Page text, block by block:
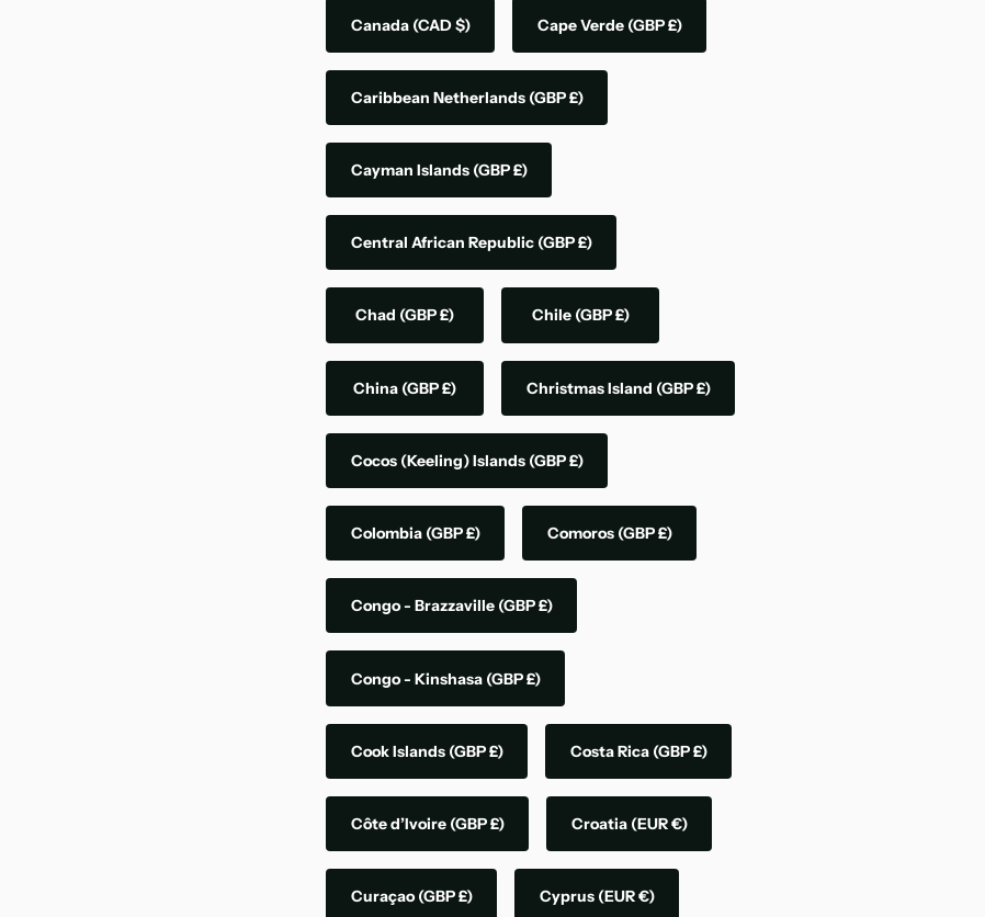
Canada (CAD $) Cape Verde (GBP £)
Caribbean Netherlands (GBP £)
Cayman Islands (GBP £)
Central African Republic (GBP £)
Chad (GBP £) Chile (GBP £)
China (GBP £) Christmas Island (GBP £)
Cocos (Keeling) Islands (GBP £)
Colombia (GBP £) Comoros (GBP £)
Congo - Brazzaville (GBP £)
Congo - Kinshasa (GBP £)
Cook Islands (GBP £) Costa Rica (GBP £)
Côte d’Ivoire (GBP £) Croatia (EUR €)
Curaçao(GBP £) Cyprus (EUR €)